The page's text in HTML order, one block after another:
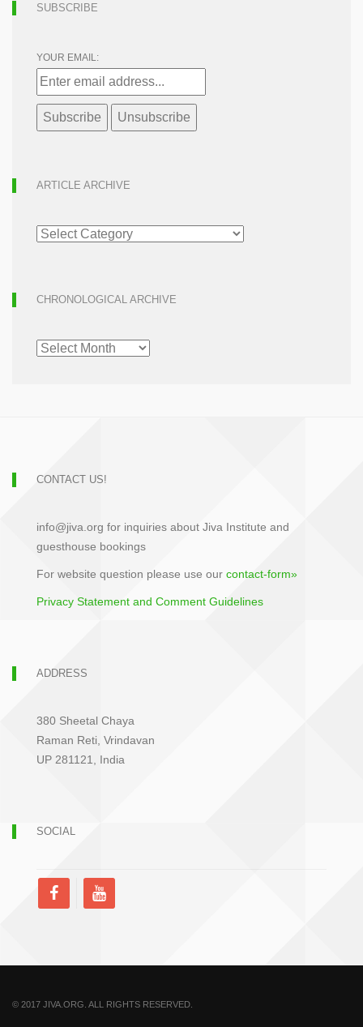
SUBSCRIBE
YOUR EMAIL:
ARTICLE ARCHIVE
ARTICLE
ARCHIVE
CHRONOLOGICAL ARCHIVE
CHRONOLOGICAL
ARCHIVE
CONTACT US!
info@jiva.org for inquiries about Jiva Institute and
guesthouse bookings
For website question please use our contact-form»
Privacy Statement and Comment Guidelines
ADDRESS
380 Sheetal Chaya
Raman Reti, Vrindavan
UP 281121, India
SOCIAL
© 2017 JIVA.ORG. ALL RIGHTS RESERVED.